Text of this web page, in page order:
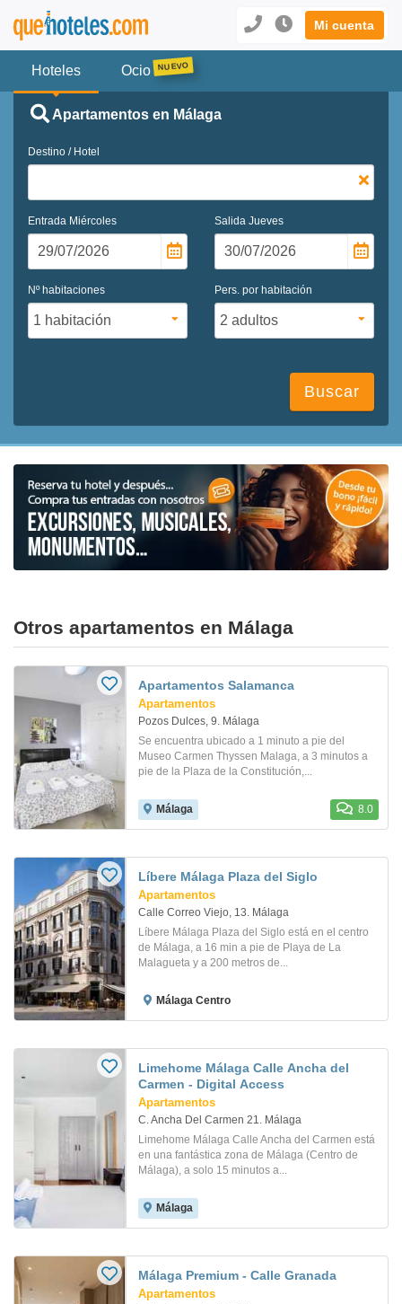
Mi cuenta
Hoteles Ocio
Apartamentos en Málaga
Destino / Hotel
Entrada Miércoles Salida Jueves
Nº habitaciones Pers. por habitación
Buscar
Otros apartamentos en Málaga
Apartamentos Salamanca
Apartamentos
Pozos Dulces, 9. Málaga
Se encuentra ubicado a 1 minuto a pie del
Museo Carmen Thyssen Malaga, a 3 minutos a
pie de la Plaza de la Constitución,...
Málaga 8.0
Líbere Málaga Plaza del Siglo
Apartamentos
Calle Correo Viejo, 13. Málaga
Líbere Málaga Plaza del Siglo está en el centro
de Málaga, a 16 min a pie de Playa de La
Malagueta y a 200 metros de...
Málaga Centro
Limehome Málaga Calle Ancha del
Carmen - Digital Access
Apartamentos
C. Ancha Del Carmen 21. Málaga
Limehome Málaga Calle Ancha del Carmen está
en una fantástica zona de Málaga (Centro de
Málaga), a solo 15 minutos a...
Málaga
Málaga Premium - Calle Granada
Apartamentos